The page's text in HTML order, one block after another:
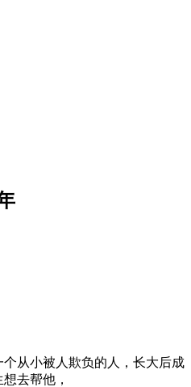
从小被人欺负的人，长大后成
去帮他，